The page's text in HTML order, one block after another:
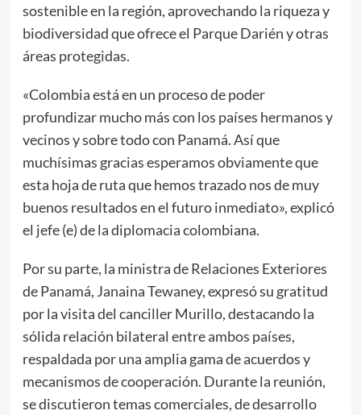
sostenible en la región, aprovechando la riqueza y
biodiversidad que ofrece el Parque Darién y otras
áreas protegidas.
«Colombia está en un proceso de poder
profundizar mucho más con los países hermanos y
vecinos y sobre todo con Panamá. Así que
muchísimas gracias esperamos obviamente que
esta hoja de ruta que hemos trazado nos de muy
buenos resultados en el futuro inmediato», explicó
el jefe (e) de la diplomacia colombiana.
Por su parte, la ministra de Relaciones Exteriores
de Panamá, Janaina Tewaney, expresó su gratitud
por la visita del canciller Murillo, destacando la
sólida relación bilateral entre ambos países,
respaldada por una amplia gama de acuerdos y
mecanismos de cooperación. Durante la reunión,
se discutieron temas comerciales, de desarrollo